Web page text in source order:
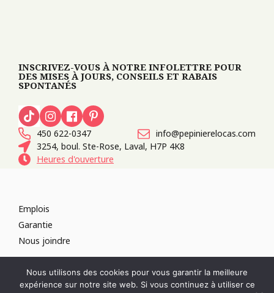
INSCRIVEZ-VOUS À NOTRE INFOLETTRE POUR
DES MISES À JOURS, CONSEILS ET RABAIS
SPONTANÉS
450 622-0347
info@pepinierelocas.com
3254, boul. Ste-Rose, Laval, H7P 4K8
Heures d'ouverture
Emplois
Garantie
Nous joindre
SITES WEB :PAR DESIGN, AGENCE WEB
RÉVOQUER LE CONSENTEMENT
Nous utilisons des cookies pour vous garantir la meilleure
expérience sur notre site web. Si vous continuez à utiliser ce